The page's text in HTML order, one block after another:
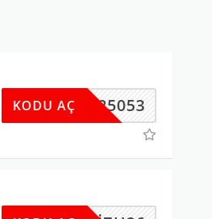
57525053
KODU AÇ